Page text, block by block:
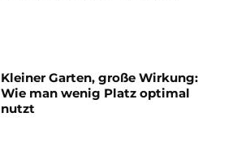
Kleiner Garten, große Wirkung:
Wie man wenig Platz optimal
nutzt